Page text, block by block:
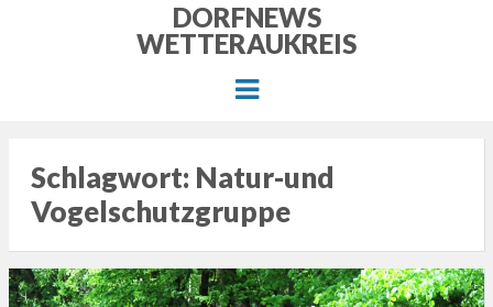
DORFNEWS
WETTERAUKREIS
Menu
Schlagwort: Natur-und
Vogelschutzgruppe